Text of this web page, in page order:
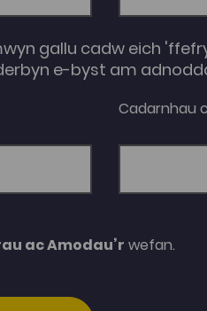
gallu cadw eich
e-byst am
Cadarnhau
ac Amodau’r wefan.